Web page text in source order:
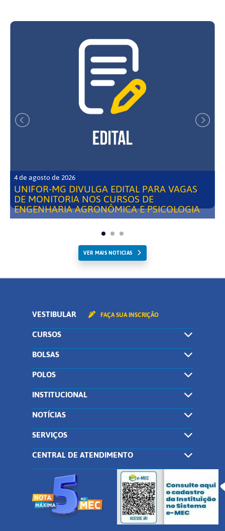
4 de agosto de 2026
UNIFOR-MG DIVULGA EDITAL PARA VAGAS
DE MONITORIA NOS CURSOS DE
ENGENHARIA AGRONÔMICA E PSICOLOGIA
VER MAIS NOTICIAS
VESTIBULAR FAÇA SUA INSCRIÇÃO
CURSOS
BOLSAS
POLOS
INSTITUCIONAL
NOTÍCIAS
SERVIÇOS
CENTRAL DE ATENDIMENTO